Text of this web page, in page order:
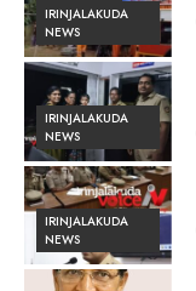
IRINJALAKUDA
NEWS
IRINJALAKUDA
NEWS
IRINJALAKUDA
NEWS